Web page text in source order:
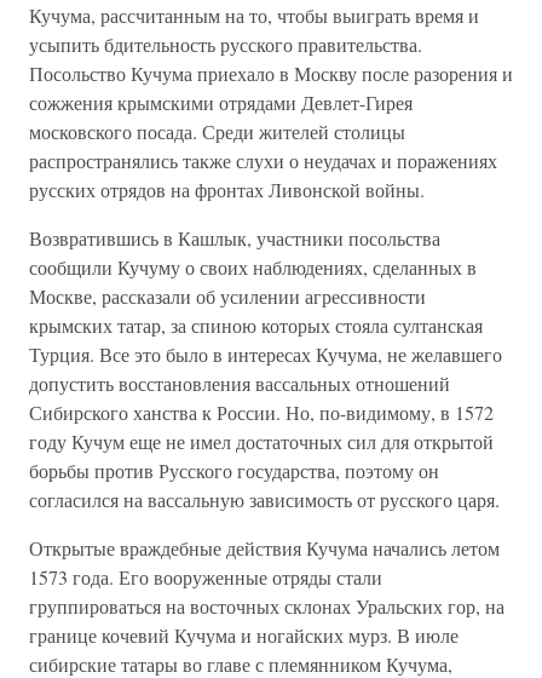
Кучума, рассчитанным на то, чтобы выиграть время и
усыпить бдительность русского правительства.
Посольство Кучума приехало в Москву после разорения и
сожжения крымскими отрядами Девлет-Гирея
московского посада. Среди жителей столицы
распространялись также слухи о неудачах и поражениях
русских отрядов на фронтах Ливонской войны.
Возвратившись в Кашлык, участники посольства
сообщили Кучуму о своих наблюдениях, сделанных в
Москве, рассказали об усилении агрессивности
крымских татар, за спиною которых стояла султанская
Турция. Все это было в интересах Кучума, не желавшего
допустить восстановления вассальных отношений
Сибирского ханства к России. Но, по-видимому, в 1572
году Кучум еще не имел достаточных сил для открытой
борьбы против Русского государства, поэтому он
согласился на вассальную зависимость от русского царя.
Открытые враждебные действия Кучума начались летом
1573 года. Его вооруженные отряды стали
группироваться на восточных склонах Уральских гор, на
границе кочевий Кучума и ногайских мурз. В июле
сибирские татары во главе с племянником Кучума,